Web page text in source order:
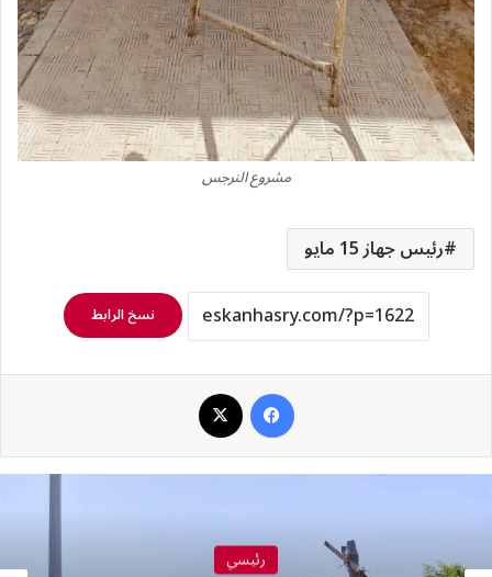
مشروع النرجس
رئيس جهاز 15 مايو
نسخ الرابط
رئيسي